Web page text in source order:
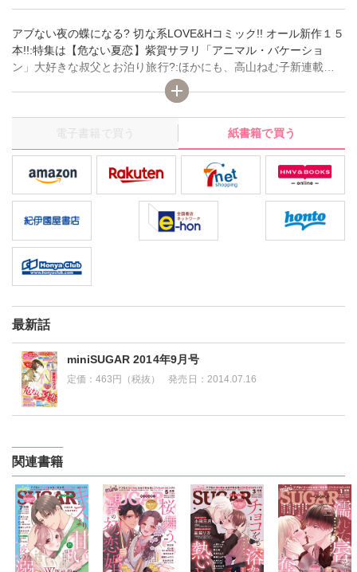
アブない夜の蝶になる? 切な系LOVE&Hコミック!! オール新作１５
本!!:特集は【危ない夏恋】紫賀サヲリ「アニマル・バケーショ
ン」大好きな叔父とお泊り旅行?:ほかにも、高山ねむ子新連載
「裸のお見合い合宿～いきなり相部屋でHの相性チェック!?～」
や、戯あひさ新連載「ジュラシック彼氏」など、人気作もりだく
さん★
電子書籍で買う
紙書籍で買う
最新話
miniSUGAR 2014年9月号
定価：463円（税抜） 発売日： 2014.07.16
関連書籍